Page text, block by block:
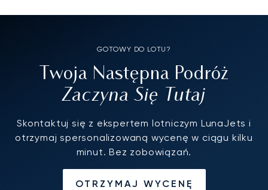
GOTOWY DO LOTU?
Twoja Następna Podróż
Zaczyna Się Tutaj
Skontaktuj się z ekspertem lotniczym LunaJets i
otrzymaj spersonalizowaną wycenę w ciągu kilku
minut. Bez zobowiązań.
OTRZYMAJ WYCENĘ